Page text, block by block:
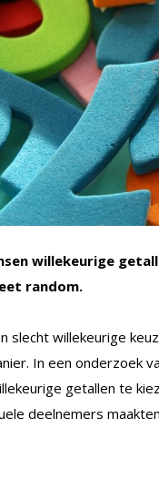
willekeurige
random.
slecht willekeurige
In een onderzoek
getallen te
deelnemers